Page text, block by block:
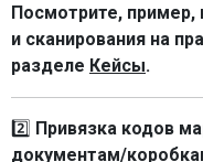
Посмотрите, пример,
и сканирования на
разделе Кейсы.
2️⃣ Привязка кодов
документам/